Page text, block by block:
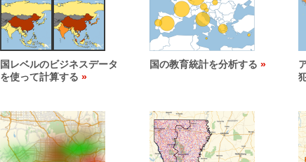
国レベルのビジネスデータ
を使って計算する
国の教育統計を分析する